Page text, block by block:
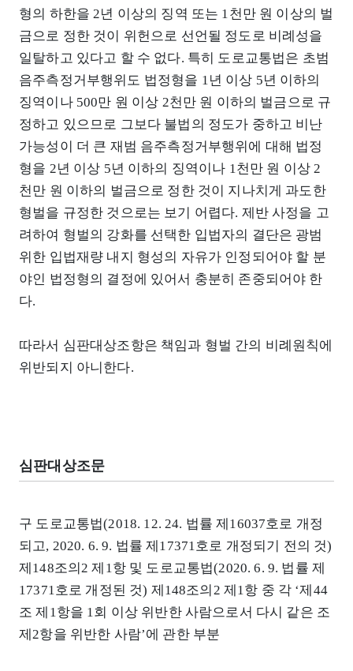
형의 하한을 2년 이상의 징역 또는 1천만 원 이상의 벌
금으로 정한 것이 위헌으로 선언될 정도로 비례성을
일탈하고 있다고 할 수 없다. 특히 도로교통법은 초범
음주측정거부행위도 법정형을 1년 이상 5년 이하의
징역이나 500만 원 이상 2천만 원 이하의 벌금으로 규
정하고 있으므로 그보다 불법의 정도가 중하고 비난
가능성이 더 큰 재범 음주측정거부행위에 대해 법정
형을 2년 이상 5년 이하의 징역이나 1천만 원 이상 2
천만 원 이하의 벌금으로 정한 것이 지나치게 과도한
형벌을 규정한 것으로는 보기 어렵다. 제반 사정을 고
려하여 형벌의 강화를 선택한 입법자의 결단은 광범
위한 입법재량 내지 형성의 자유가 인정되어야 할 분
야인 법정형의 결정에 있어서 충분히 존중되어야 한
다.
따라서 심판대상조항은 책임과 형벌 간의 비례원칙에
위반되지 아니한다.
심판대상조문
구 도로교통법(2018. 12. 24. 법률 제16037호로 개정
되고, 2020. 6. 9. 법률 제17371호로 개정되기 전의 것)
제148조의2 제1항 및 도로교통법(2020. 6. 9. 법률 제
17371호로 개정된 것) 제148조의2 제1항 중 각 ‘제44
조 제1항을 1회 이상 위반한 사람으로서 다시 같은 조
제2항을 위반한 사람’에 관한 부분